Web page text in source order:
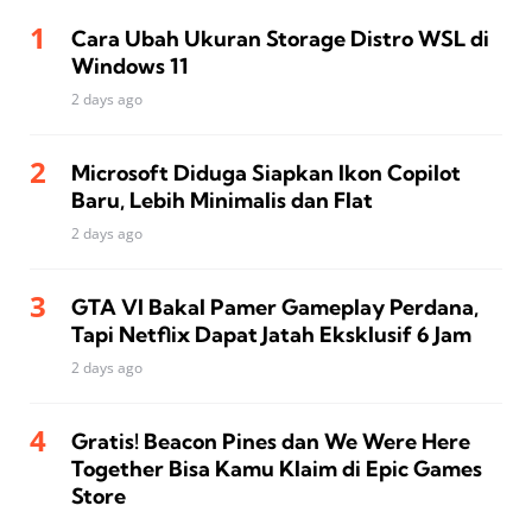
Cara Ubah Ukuran Storage Distro WSL di
Windows 11
2 days ago
Microsoft Diduga Siapkan Ikon Copilot
Baru, Lebih Minimalis dan Flat
2 days ago
GTA VI Bakal Pamer Gameplay Perdana,
Tapi Netflix Dapat Jatah Eksklusif 6 Jam
2 days ago
Gratis! Beacon Pines dan We Were Here
Together Bisa Kamu Klaim di Epic Games
Store